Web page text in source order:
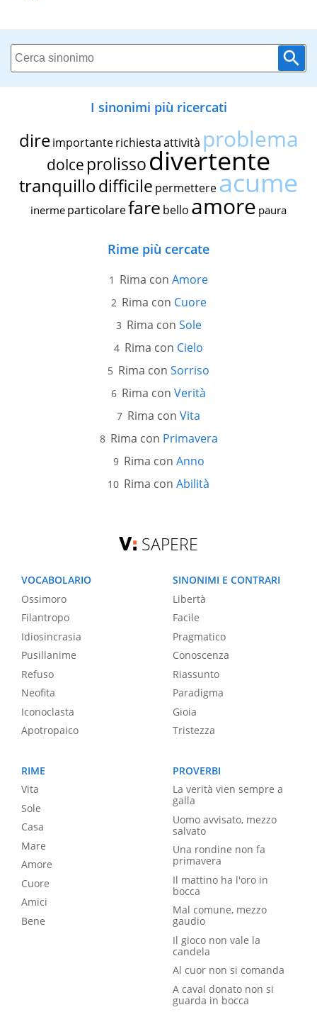
I sinonimi più ricercati
dire importante richiestaattività problema
dolce prolissodivertente
tranquillodifficile permettereacume
inerme particolarefare bello amore paura
Rime più cercate
Rima con Amore
Rima con Cuore
Rima con Sole
Rima con Cielo
Rima con Sorriso
Rima con Verità
Rima con Vita
Rima con Primavera
Rima con Anno
Rima con Abilità
SAPERE
VOCABOLARIO
Ossimoro
Filantropo
Idiosincrasia
Pusillanime
Refuso
Neofita
Iconoclasta
Apotropaico
SINONIMI E CONTRARI
Libertà
Facile
Pragmatico
Conoscenza
Riassunto
Paradigma
Gioia
Tristezza
RIME
Vita
Sole
Casa
Mare
Amore
Cuore
Amici
Bene
PROVERBI
La verità vien sempre a
galla
Uomo avvisato, mezzo
salvato
Una rondine non fa
primavera
Il mattino ha l'oro in
bocca
Mal comune, mezzo
gaudio
Il gioco non vale la
candela
Al cuor non si comanda
A caval donato non si
guarda in bocca